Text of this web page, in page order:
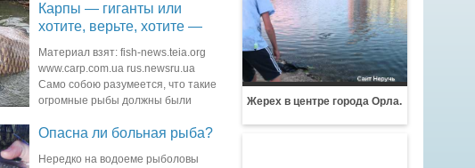
Жерех в центре города Орла.
Карпы — гиганты или
хотите, верьте, хотите —
Материал взят: fish-news.teia.org
www.carp.com.ua rus.newsru.ua
Само собою разумеется, что такие
огромные рыбы должны были
Опасна ли больная рыба?
Нередко на водоеме рыболовы